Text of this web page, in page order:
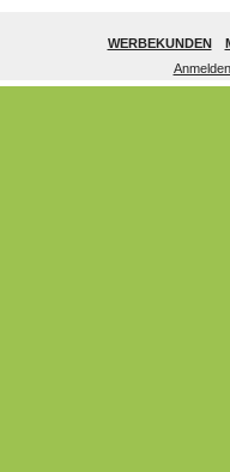
WERBEKUNDEN
Anmelden